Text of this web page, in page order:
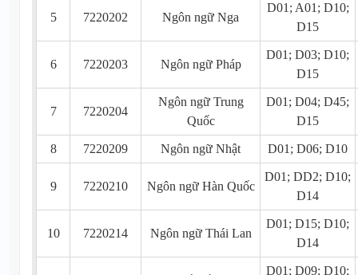
5 7220202 Ngôn ngữ Nga
D01; A01; D10;
D15
6 7220203 Ngôn ngữ Pháp
D01; D03; D10;
D15
7 7220204
Ngôn ngữ Trung
Quốc
D01; D04; D45;
D15
8 7220209 Ngôn ngữ Nhật D01; D06; D10
9 7220210 Ngôn ngữ Hàn Quốc
D01; DD2; D10;
D14
10 7220214 Ngôn ngữ Thái Lan
D01; D15; D10;
D14
D01; D09; D10;